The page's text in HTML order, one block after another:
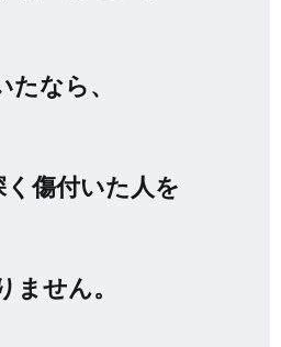
なら、
く傷付いた人を
ません。